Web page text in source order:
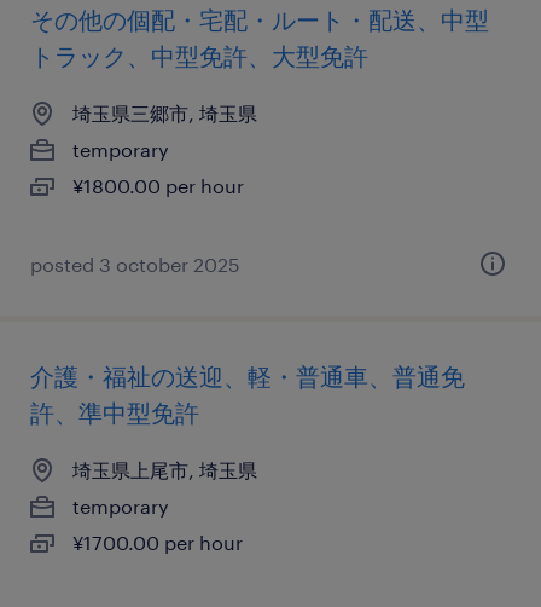
その他の個配・宅配・ルート・配送、中型
トラック、中型免許、大型免許
埼玉県三郷市, 埼玉県
temporary
¥1800.00 per hour
posted 3 october 2025
介護・福祉の送迎、軽・普通車、普通免
許、準中型免許
埼玉県上尾市, 埼玉県
temporary
¥1700.00 per hour